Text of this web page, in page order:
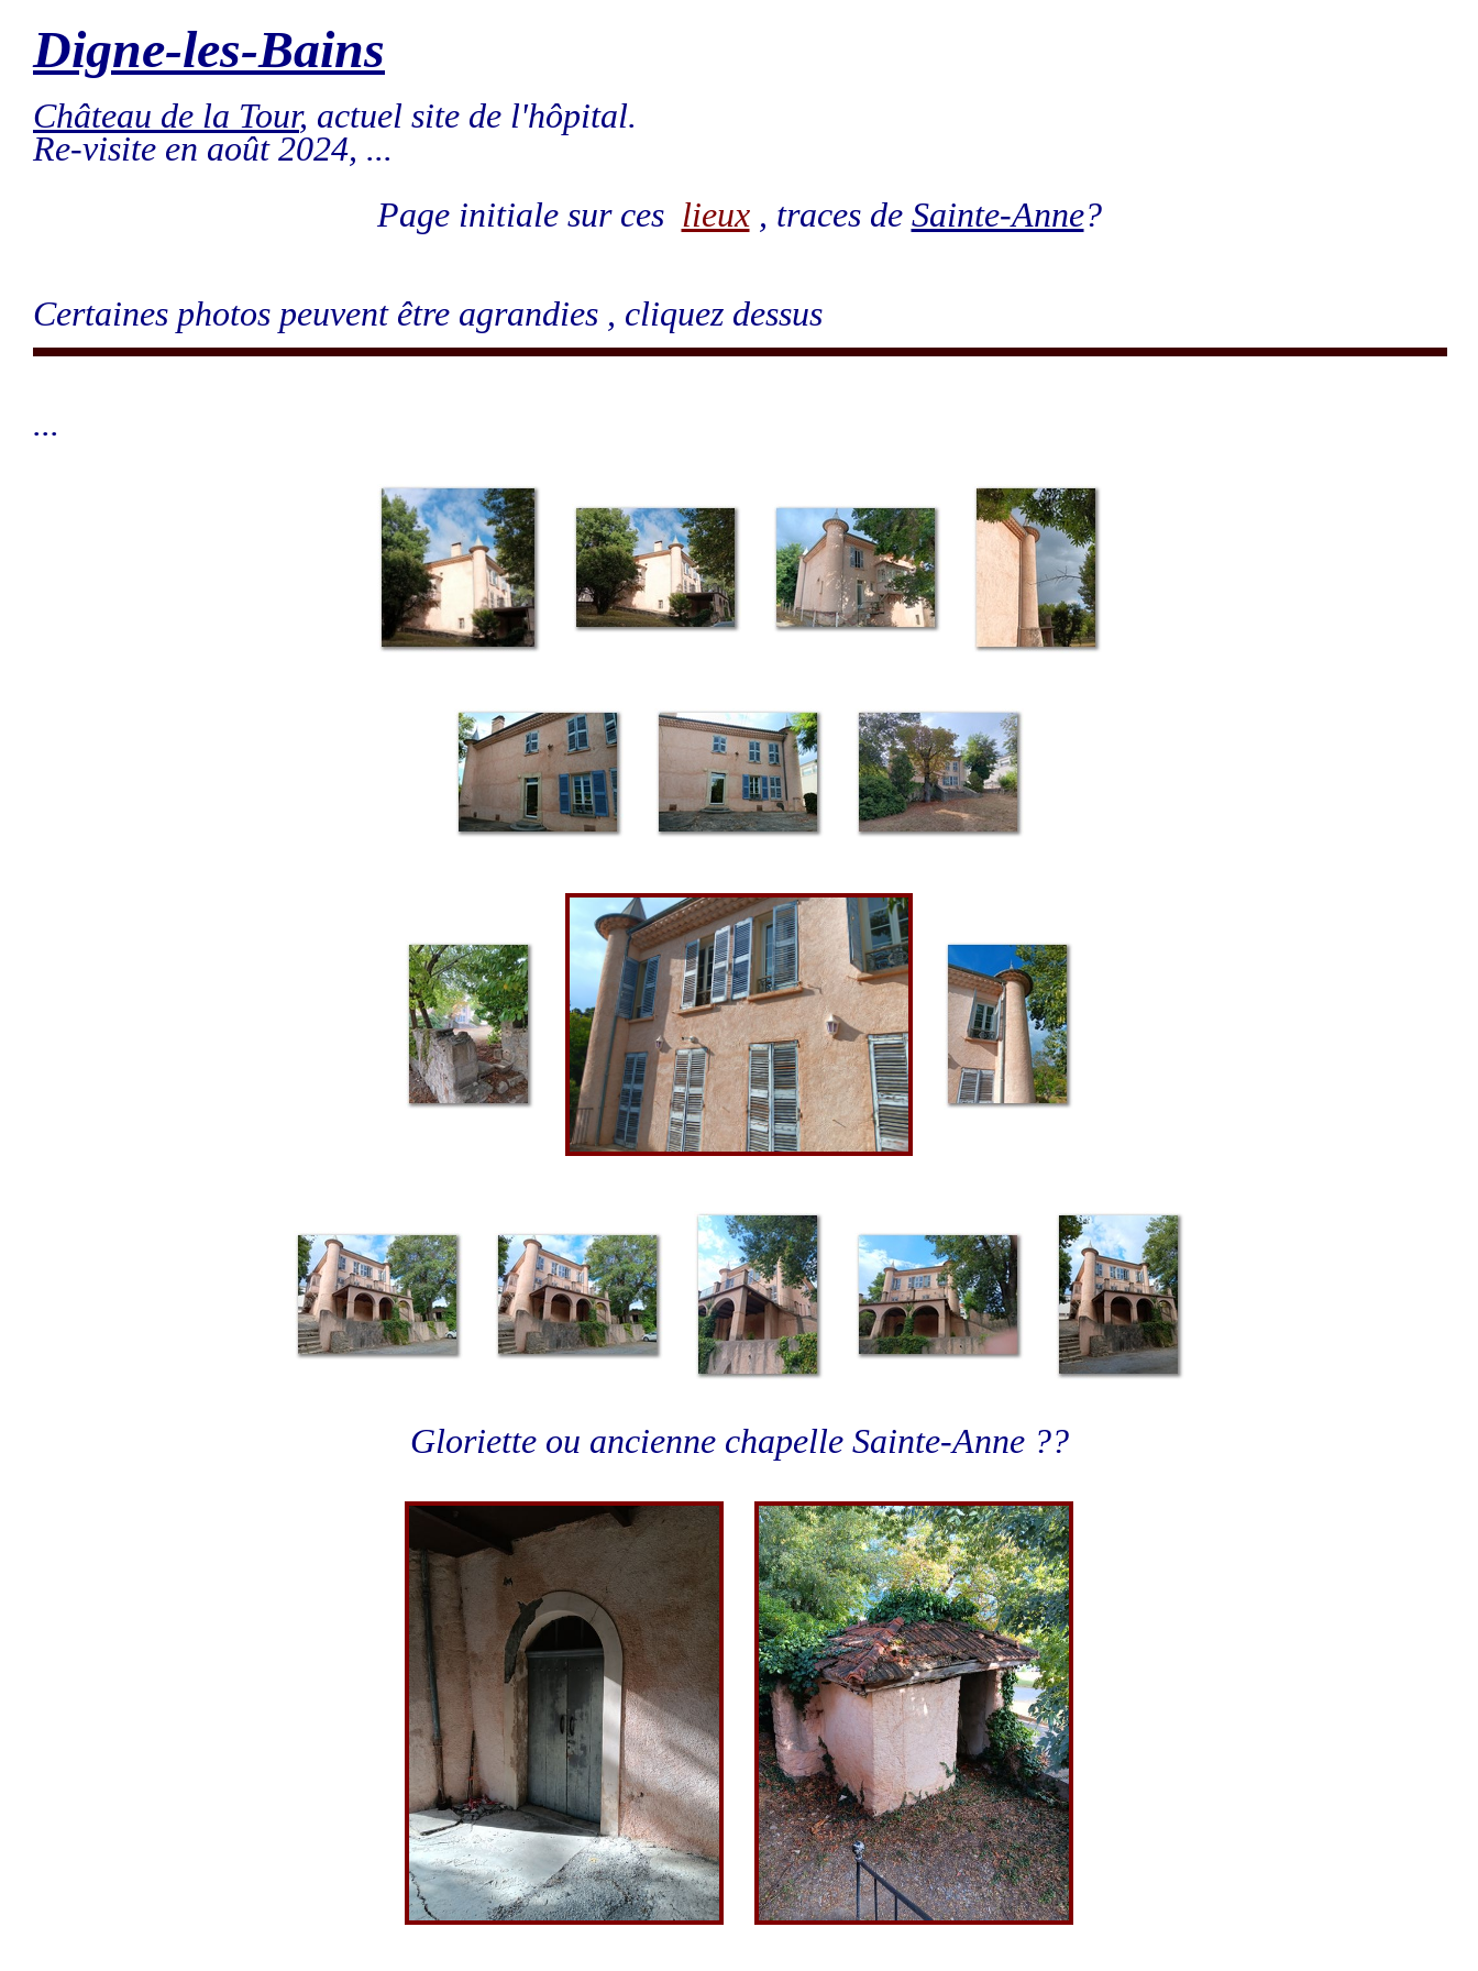
Digne-les-Bains
Château de la Tour, actuel site de l'hôpital.
Re-visite en août 2024, ...
Page initiale sur ces lieux, traces de Sainte-Anne?
Certaines photos peuvent être agrandies , cliquez dessus
...
Gloriette ou ancienne chapelle Sainte-Anne ??